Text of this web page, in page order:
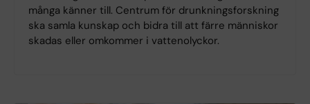
många känner till. Centrum för drunkningsforskning
ska samla kunskap och bidra till att färre människor
skadas eller omkommer i vattenolyckor.